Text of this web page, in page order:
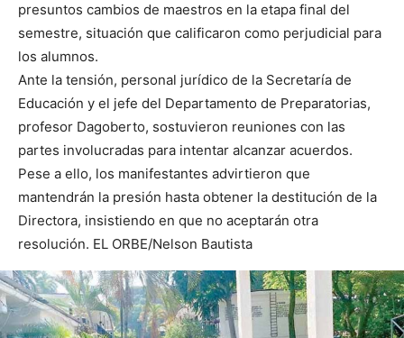
presuntos cambios de maestros en la etapa final del
semestre, situación que calificaron como perjudicial para
los alumnos.
Ante la tensión, personal jurídico de la Secretaría de
Educación y el jefe del Departamento de Preparatorias,
profesor Dagoberto, sostuvieron reuniones con las
partes involucradas para intentar alcanzar acuerdos.
Pese a ello, los manifestantes advirtieron que
mantendrán la presión hasta obtener la destitución de la
Directora, insistiendo en que no aceptarán otra
resolución. EL ORBE/Nelson Bautista